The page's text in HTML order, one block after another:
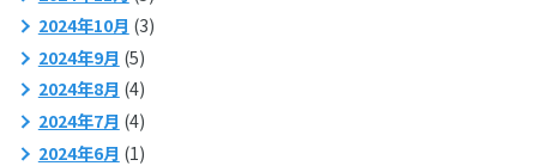
2024年10月 (3)
2024年9月 (5)
2024年8月 (4)
2024年7月 (4)
2024年6月 (1)